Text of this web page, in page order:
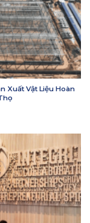
Xuất Vật Liệu Hoàn